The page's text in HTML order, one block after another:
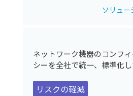
ソリュー
ネットワーク機器のコンフィ
シーを全社で統一、標準化
リスクの軽減